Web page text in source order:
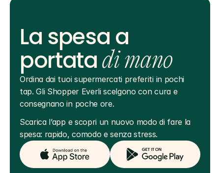
La spesa a
portatadi mano
Ordina dai tuoi supermercati preferiti in pochi
tap. Gli Shopper Everli scelgono con cura e
consegnano in poche ore.
Scarica l’app e scopri un nuovo modo di fare la
spesa: rapido, comodo e senza stress.